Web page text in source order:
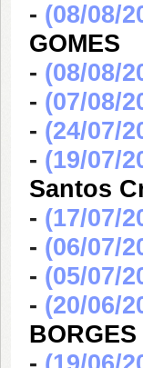
- (08/08/
GOMES
- (08/08/
- (07/08/
- (24/07/
- (19/07/
Santos
- (17/07/
- (06/07/
- (05/07/
- (20/06/